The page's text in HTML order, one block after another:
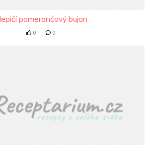
pomerančový bujon
0 0